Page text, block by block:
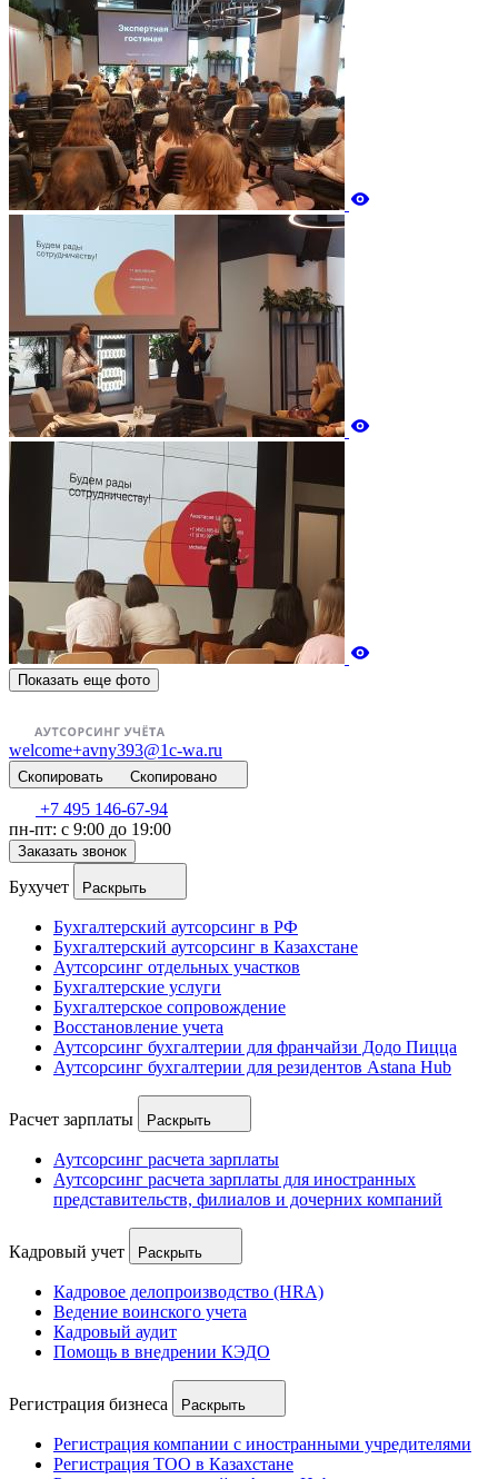
Показать еще фото
welcome+avny393@1c-wa.ru
Скопировать Скопировано
+7 495 146-67-94
пн-пт: с 9:00 до 19:00
Заказать звонок
Бухучет Раскрыть
Бухгалтерский аутсорсинг в РФ
Бухгалтерский аутсорсинг в Казахстане
Аутсорсинг отдельных участков
Бухгалтерские услуги
Бухгалтерское сопровождение
Восстановление учета
Аутсорсинг бухгалтерии для франчайзи Додо Пицца
Аутсорсинг бухгалтерии для резидентов Astana Hub
Расчет зарплаты Раскрыть
Аутсорсинг расчета зарплаты
Аутсорсинг расчета зарплаты для иностранных
представительств, филиалов и дочерних компаний
Кадровый учет Раскрыть
Кадровое делопроизводство (HRA)
Ведение воинского учета
Кадровый аудит
Помощь в внедрении КЭДО
Регистрация бизнеса Раскрыть
Регистрация компании с иностранными учредителями
Регистрация ТОО в Казахстане